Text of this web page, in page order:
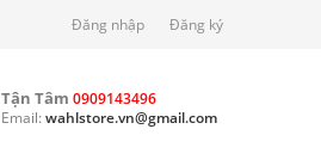
Đăng nhập Đăng ký
Tận Tâm 0909143496
Email: wahlstore.vn@gmail.com